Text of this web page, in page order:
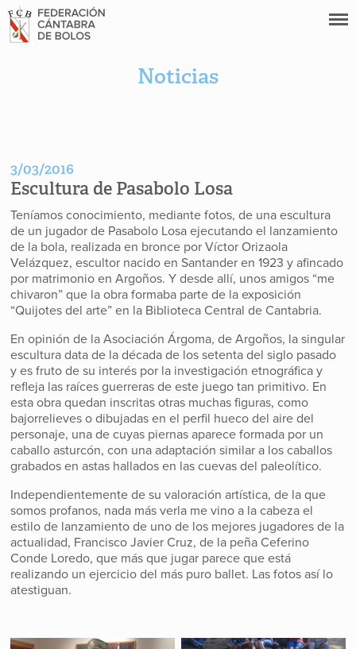
Noticias
3/03/2016
Escultura de Pasabolo Losa
Teníamos conocimiento, mediante fotos, de una escultura
de un jugador de Pasabolo Losa ejecutando el lanzamiento
de la bola, realizada en bronce por Víctor Orizaola
Velázquez, escultor nacido en Santander en 1923 y afincado
por matrimonio en Argoños. Y desde allí, unos amigos “me
chivaron” que la obra formaba parte de la exposición
“Quijotes del arte” en la Biblioteca Central de Cantabria.
En opinión de la Asociación Árgoma, de Argoños, la singular
escultura data de la década de los setenta del siglo pasado
y es fruto de su interés por la investigación etnográfica y
refleja las raíces guerreras de este juego tan primitivo. En
esta obra quedan inscritas otras muchas figuras, como
bajorrelieves o dibujadas en el perfil hueco del aire del
personaje, una de cuyas piernas aparece formada por un
caballo asturcón, con una adaptación similar a los caballos
grabados en astas hallados en las cuevas del paleolítico.
Independientemente de su valoración artística, de la que
somos profanos, nada más verla me vino a la cabeza el
estilo de lanzamiento de uno de los mejores jugadores de la
actualidad, Francisco Javier Cruz, de la peña Ceferino
Conde Loredo, que más que jugar parece que está
realizando un ejercicio del más puro ballet. Las fotos así lo
atestiguan.